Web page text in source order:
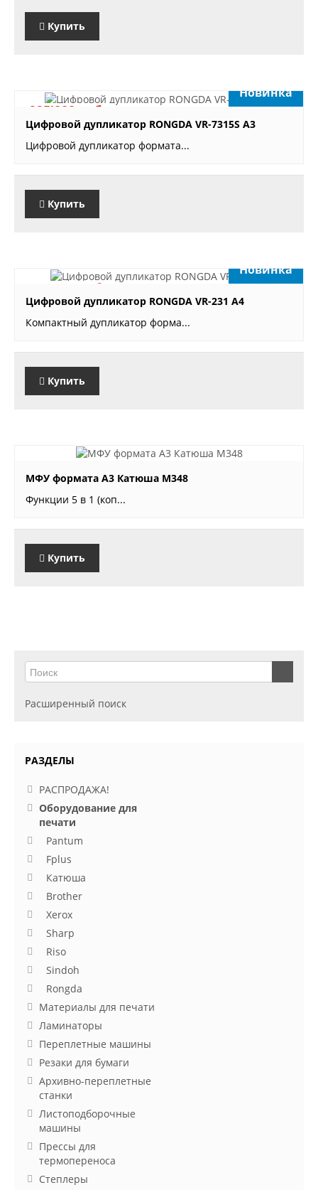
Купить
995'000 руб.
Новинка
Цифровой дупликатор RONGDA VR-7315S А3
Цифровой дупликатор формата...
Купить
440'000 руб.
Новинка
Цифровой дупликатор RONGDA VR-231 А4
Компактный дупликатор форма...
Купить
МФУ формата А3 Катюша М348
Функции 5 в 1 (коп...
Купить
Расширенный поиск
РАЗДЕЛЫ
РАСПРОДАЖА!
Оборудование для
печати
Pantum
Fplus
Катюша
Brother
Xerox
Sharp
Riso
Sindoh
Rongda
Материалы для печати
Ламинаторы
Переплетные машины
Резаки для бумаги
Архивно-переплетные
станки
Листоподборочные
машины
Прессы для
термопереноса
Степлеры